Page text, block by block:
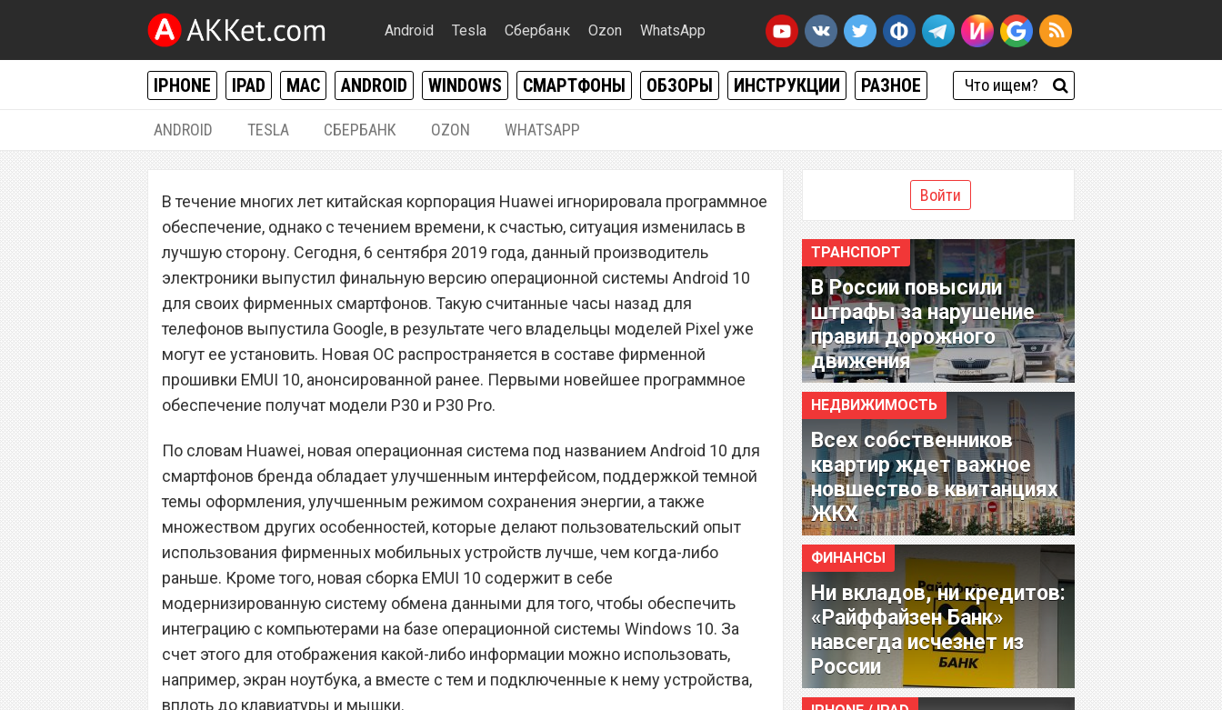
Android Tesla Сбербанк Ozon WhatsApp
IPHONE IPAD MAC ANDROID WINDOWS СМАРТФОНЫ ОБЗОРЫ ИНСТРУКЦИИ РАЗНОЕ
ANDROID TESLA СБЕРБАНК OZON WHATSAPP
Huawei выпустила операционную
систему Android 10 для смартфонов
В течение многих лет китайская корпорация Huawei игнорировала программное
обеспечение, однако с течением времени, к счастью, ситуация изменилась в
лучшую сторону. Сегодня, 6 сентября 2019 года, данный производитель
электроники выпустил финальную версию операционной системы Android 10
для своих фирменных смартфонов. Такую считанные часы назад для
телефонов выпустила Google, в результате чего владельцы моделей Pixel уже
могут ее установить. Новая ОС распространяется в составе фирменной
прошивки EMUI 10, анонсированной ранее. Первыми новейшее программное
обеспечение получат модели P30 и P30 Pro.
По словам Huawei, новая операционная система под названием Android 10 для
смартфонов бренда обладает улучшенным интерфейсом, поддержкой темной
темы оформления, улучшенным режимом сохранения энергии, а также
множеством других особенностей, которые делают пользовательский опыт
использования фирменных мобильных устройств лучше, чем когда-либо
раньше. Кроме того, новая сборка EMUI 10 содержит в себе
модернизированную систему обмена данными для того, чтобы обеспечить
интеграцию с компьютерами на базе операционной системы Windows 10. За
счет этого для отображения какой-либо информации можно использовать,
например, экран ноутбука, а вместе с тем и подключенные к нему устройства,
вплоть до клавиатуры и мышки.
Войти
ТРАНСПОРТ
В России повысили
штрафы за нарушение
правил дорожного
движения
НЕДВИЖИМОСТЬ
Всех собственников
квартир ждет важное
новшество в квитанциях
ЖКХ
ФИНАНСЫ
Ни вкладов, ни кредитов:
«Райффайзен Банк»
навсегда исчезнет из
России